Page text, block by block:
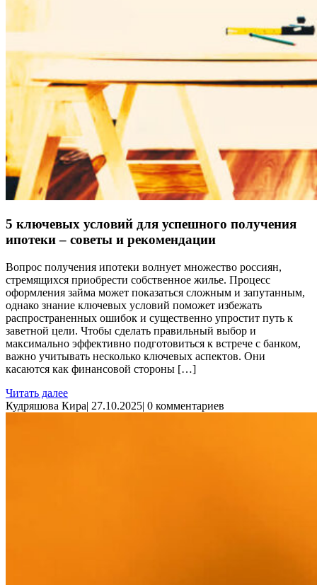
5 ключевых условий для успешного получения
ипотеки – советы и рекомендации
Вопрос получения ипотеки волнует множество россиян,
стремящихся приобрести собственное жилье. Процесс
оформления займа может показаться сложным и запутанным,
однако знание ключевых условий поможет избежать
распространенных ошибок и существенно упростит путь к
заветной цели. Чтобы сделать правильный выбор и
максимально эффективно подготовиться к встрече с банком,
важно учитывать несколько ключевых аспектов. Они
касаются как финансовой стороны […]
Читать далее
Кудряшова Кира| 27.10.2025| 0 комментариев